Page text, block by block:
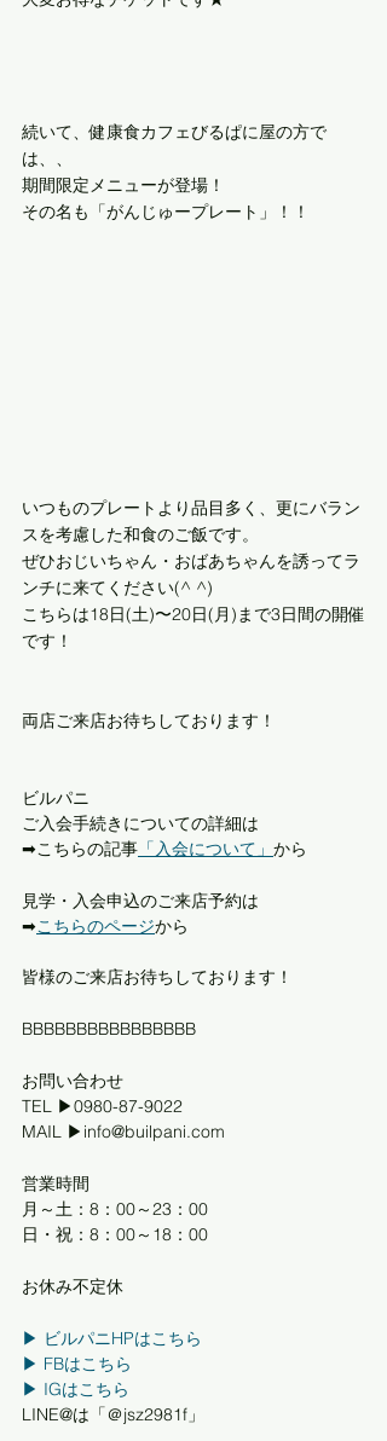
続いて、健康食カフェびるぱに屋の方で
は、、
期間限定メニューが登場！
その名も「がんじゅープレート」！！
いつものプレートより品目多く、更にバラン
スを考慮した和食のご飯です。
ぜひおじいちゃん・おばあちゃんを誘ってラ
ンチに来てください(^ ^)
こちらは18日(土)〜20日(月)まで3日間の開催
です！
両店ご来店お待ちしております！
ビルパニ
ご入会手続きについての詳細は
➡︎こちらの記事 「入会について」 から
見学・入会申込のご来店予約は
➡︎こちらのページから
皆様のご来店お待ちしております！
BBBBBBBBBBBBBBBB
お問い合わせ
TEL ▶0980-87-9022
MAIL ▶info@builpani.com
営業時間
月～土：8：00～23：00
日・祝：8：00～18：00
お休み不定休
▶︎ ビルパニHPはこちら
▶︎ FBはこちら
▶︎ IGはこちら
LINE@は「＠jsz2981f」